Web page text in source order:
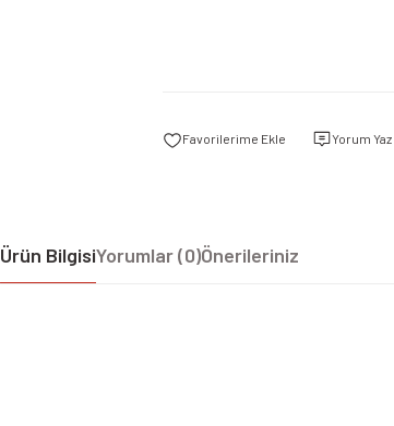
Yorum Yaz
Ürün BilgisiYorumlar (0)Önerileriniz